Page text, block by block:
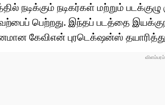
நடிக்கும் நடிகர்கள் மற்றும்
பெற்றது. இந்தப் படத்தை
கேவிஎன் புரடெக்‌ஷன்ஸ்